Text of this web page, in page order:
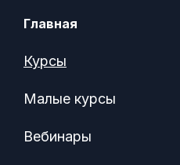
Главная
Курсы
Малые курсы
Вебинары